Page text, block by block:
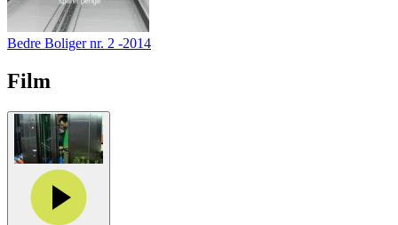
Bedre Boliger nr. 2 -2014
Film